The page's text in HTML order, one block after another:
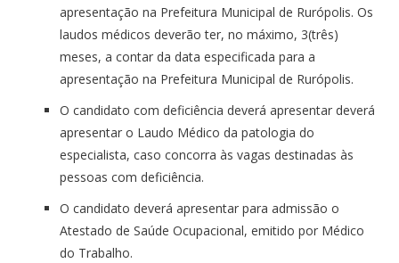
apresentação na Prefeitura Municipal de Rurópolis. Os
laudos médicos deverão ter, no máximo, 3(três)
meses, a contar da data especificada para a
apresentação na Prefeitura Municipal de Rurópolis.
O candidato com deficiência deverá apresentar deverá
apresentar o Laudo Médico da patologia do
especialista, caso concorra às vagas destinadas às
pessoas com deficiência.
O candidato deverá apresentar para admissão o
Atestado de Saúde Ocupacional, emitido por Médico
do Trabalho.